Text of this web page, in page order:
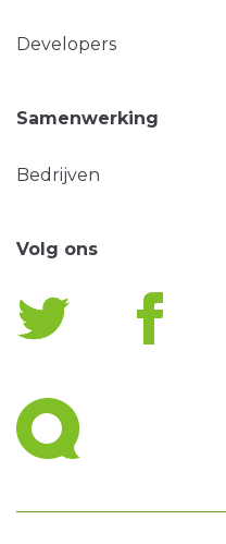
Developers
Samenwerking
Bedrijven
Volg ons